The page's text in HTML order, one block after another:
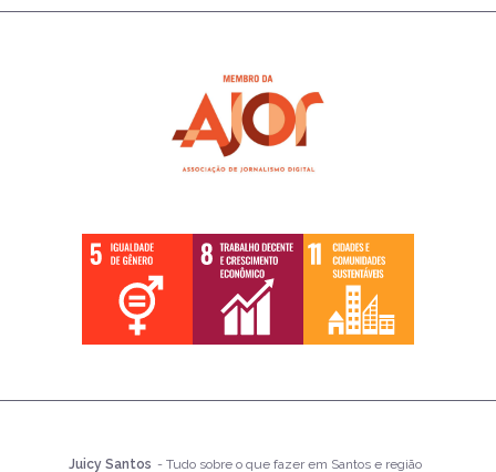
Juicy Santos - Tudo sobre o que fazer em Santos e região